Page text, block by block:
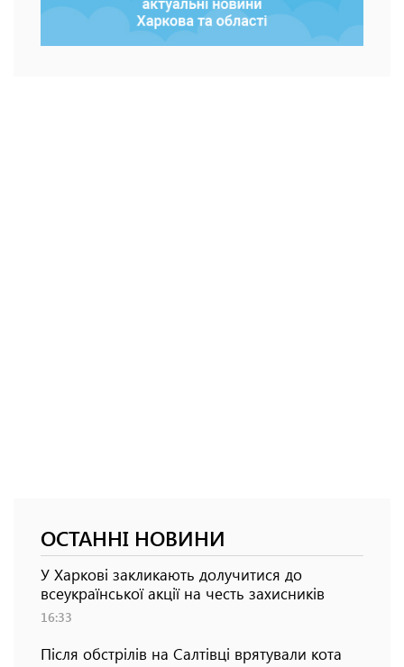
ОСТАННІ НОВИНИ
У Харкові закликають долучитися до
всеукраїнської акції на честь захисників
16:33
Після обстрілів на Салтівці врятували кота